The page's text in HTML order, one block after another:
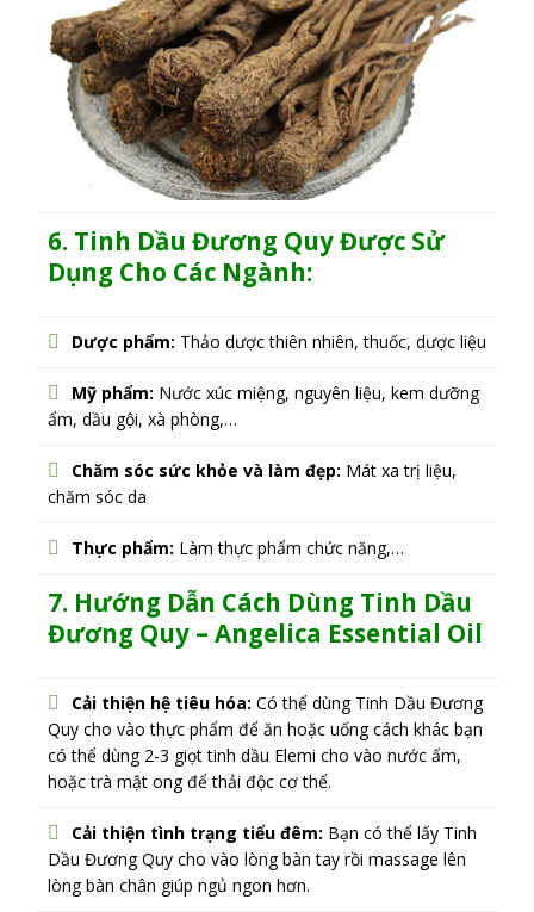
6. Tinh Dầu Đương Quy Được Sử
Dụng Cho Các Ngành:
Dược phẩm: Thảo dược thiên nhiên, thuốc, dược liệu
Mỹ phẩm: Nước xúc miệng, nguyên liệu, kem dưỡng
ẩm, dầu gội, xà phòng,…
Chăm sóc sức khỏe và làm đẹp: Mát xa trị liệu,
chăm sóc da
Thực phẩm: Làm thực phẩm chức năng,…
7. Hướng Dẫn Cách Dùng Tinh Dầu
Đương Quy – Angelica Essential Oil
Cải thiện hệ tiêu hóa: Có thể dùng Tinh Dầu Đương
Quy cho vào thực phẩm để ăn hoặc uống cách khác bạn
có thể dùng 2-3 giọt tinh dầu Elemi cho vào nước ấm,
hoặc trà mật ong để thải độc cơ thể.
Cải thiện tình trạng tiểu đêm: Bạn có thể lấy Tinh
Dầu Đương Quy cho vào lòng bàn tay rồi massage lên
lòng bàn chân giúp ngủ ngon hơn.